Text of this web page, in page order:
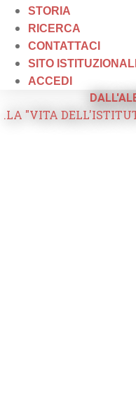
STORIA
RICERCA
CONTATTACI
SITO
ACCEDI
.LA "VITA